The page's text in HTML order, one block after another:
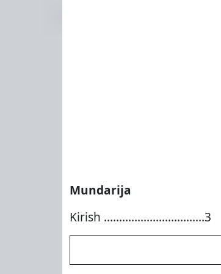
Mundarija
Kirish ……………………………3